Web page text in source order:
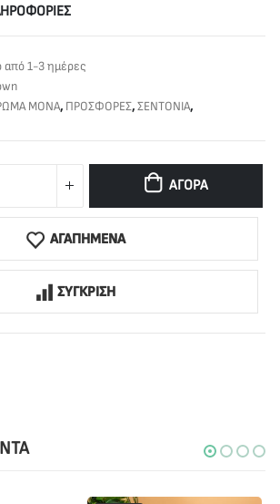
από 1-3 ημέρες
ΜΟΝΑ, ΠΡΟΣΦΟΡΕΣ,ΣΕΝΤΟΝΙΑ,
ΑΓΟΡΆ
ΑΓΑΠΗΜΕΝΑ
ΣΥΓΚΡΙΣΗ